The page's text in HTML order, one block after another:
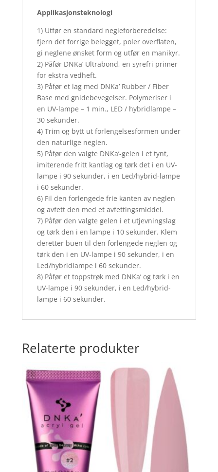
Applikasjonsteknologi
1) Utfør en standard negleforberedelse:
fjern det forrige belegget, poler overflaten,
gi neglene ønsket form og utfør en manikyr.
2) Påfør DNKa’ Ultrabond, en syrefri primer
for ekstra vedheft.
3) Påfør et lag med DNKa’ Rubber / Fiber
Base med gnidebevegelser. Polymeriser i
en UV-lampe – 1 min., LED / hybridlampe –
30 sekunder.
4) Trim og bytt ut forlengelsesformen under
den naturlige neglen.
5) Påfør den valgte DNKa’-gelen i et tynt,
imiterende fritt kantlag og tørk det i en UV-
lampe i 90 sekunder, i en Led/hybrid-lampe
i 60 sekunder.
6) Fil den forlengede frie kanten av neglen
og avfett den med et avfettingsmiddel.
7) Påfør den valgte gelen i et utjevningslag
og tørk den i en lampe i 10 sekunder. Klem
deretter buen til den forlengede neglen og
tørk den i en UV-lampe i 90 sekunder, i en
Led/hybridlampe i 60 sekunder.
8) Påfør et toppstrøk med DNKa’ og tørk i en
UV-lampe i 90 sekunder, i en Led/hybrid-
lampe i 60 sekunder.
Relaterte produkter